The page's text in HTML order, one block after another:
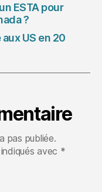
ESTA pour
?
US en 20
pas publiée.
avec *